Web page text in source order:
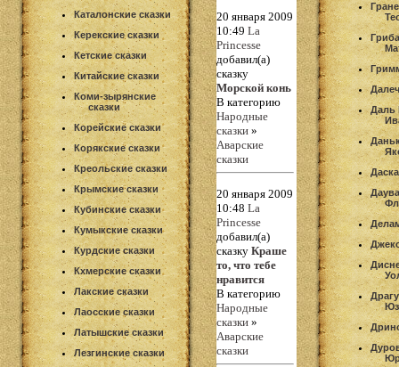
Каталонские сказки
Керекские сказки
Кетские сказки
Китайские сказки
Коми-зырянские
сказки
Корейские сказки
Корякские сказки
Креольские сказки
Крымские сказки
Кубинские сказки
Кумыкские сказки
Курдские сказки
Кхмерские сказки
Лакские сказки
Лаосские сказки
Латышские сказки
Лезгинские сказки
20 января 2009
10:49 La
Princesse
добавил(а)
сказку
Морской конь
В категорию
Народные
сказки »
Аварские
сказки
20 января 2009
10:48 La
Princesse
добавил(а)
сказку Краше
то, что тебе
нравится
В категорию
Народные
сказки »
Аварские
сказки
Даль